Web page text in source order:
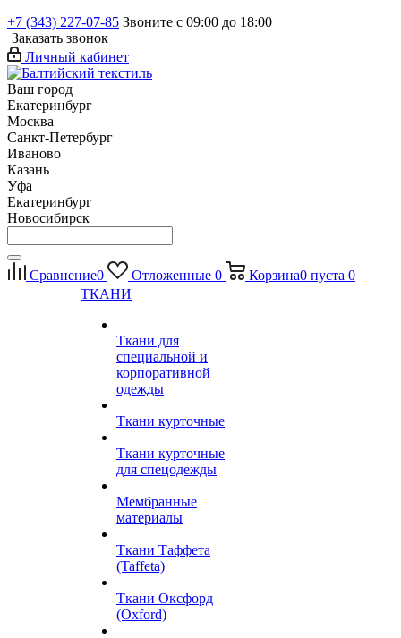
+7 (343) 227-07-85 Звоните с 09:00 до 18:00
Заказать звонок
Личный кабинет
Ваш город
Екатеринбург
Москва
Санкт-Петербург
Иваново
Казань
Уфа
Екатеринбург
Новосибирск
Сравнение0 Отложенные 0 Корзина0 пуста 0
ТКАНИ
Ткани для
специальной и
корпоративной
одежды
Ткани курточные
Ткани курточные
для спецодежды
Мембранные
материалы
Ткани Таффета
(Taffeta)
Ткани Оксфорд
(Oxford)